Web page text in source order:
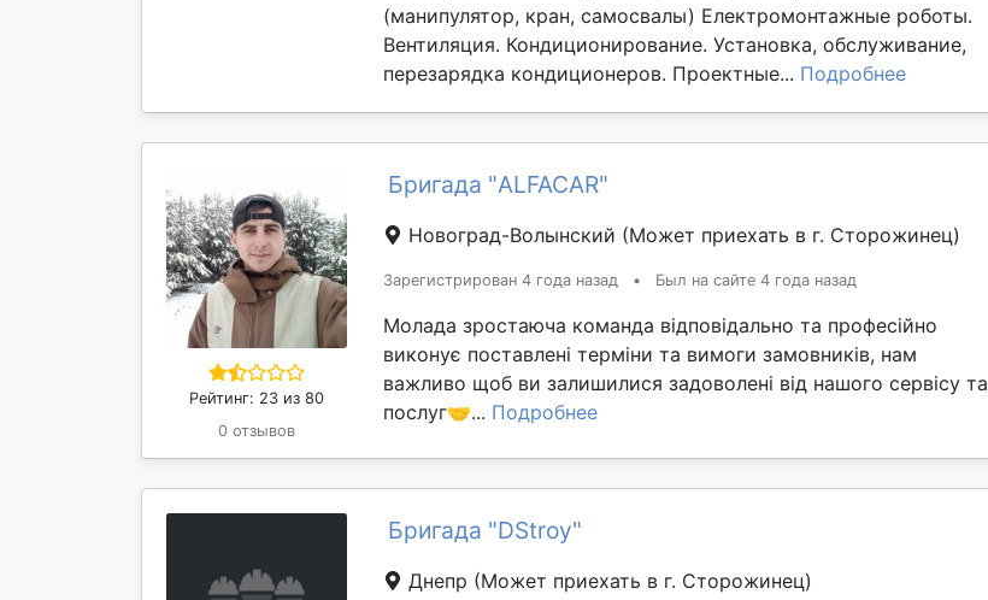
(манипулятор, кран, самосвалы) Електромонтажные роботы.
Вентиляция. Кондиционирование. Установка, обслуживание,
перезарядка кондиционеров. Проектные... Подробнее
Рейтинг: 23 из 80
0 отзывов
Бригада "ALFACAR"
Новоград-Волынский (Может приехать в г. Сторожинец)
Зарегистрирован 4 года назад • Был на сайте 4 года назад
Молада зростаюча команда відповідально та професійно
виконує поставлені терміни та вимоги замовників, нам
важливо щоб ви залишилися задоволені від нашого сервісу та
послуг🤝... Подробнее
Бригада "DStroy"
Днепр (Может приехать в г. Сторожинец)